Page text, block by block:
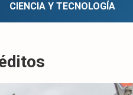
CIENCIA Y TECNOLOGÍA